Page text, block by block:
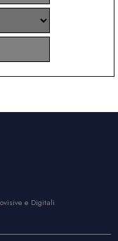
e Digitali